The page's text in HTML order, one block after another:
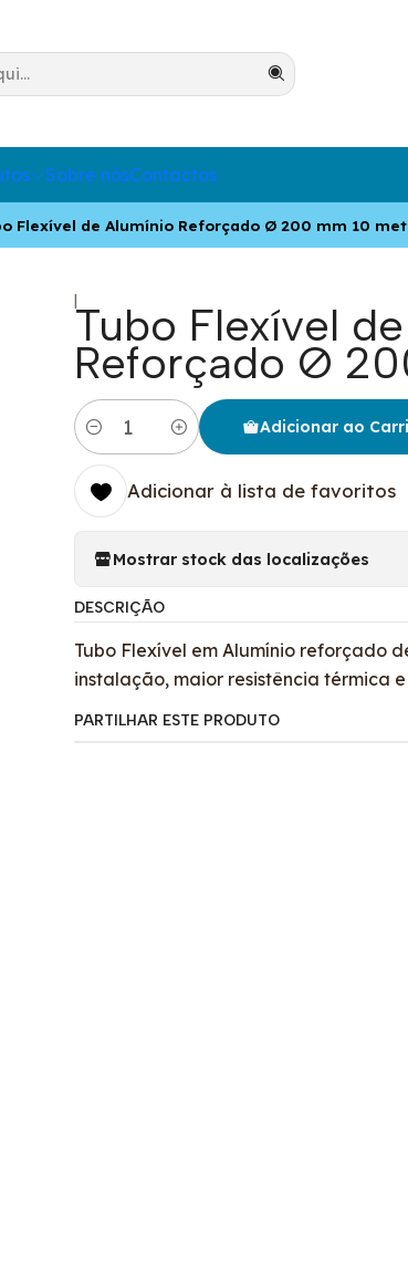
Sobre nósContactos
Flexível de Alumínio Reforçado Ø 200 mm 10
|Tubo Flexível
Reforçado Ø
Quantidade
Adicionar ao
Adicionar à lista de favoritos
Mostrar stock das localizações
DESCRIÇÃO
Tubo Flexível em Alumínio reforçado
instalação, maior resistência térmica
PARTILHAR ESTE PRODUTO